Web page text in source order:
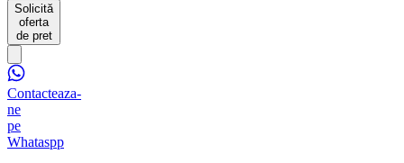
Solicită
oferta
de pret
Contacteaza-
ne
pe
Whataspp